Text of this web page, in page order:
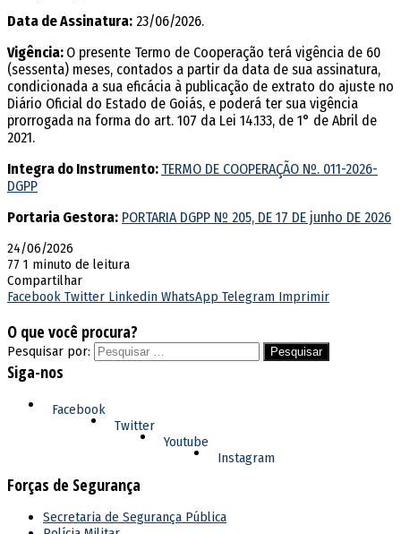
Data de Assinatura: 23/06/2026.
Vigência: O presente Termo de Cooperação terá vigência de 60
(sessenta) meses, contados a partir da data de sua assinatura,
condicionada a sua eficácia à publicação de extrato do ajuste no
Diário Oficial do Estado de Goiás, e poderá ter sua vigência
prorrogada na forma do art. 107 da Lei 14.133, de 1° de Abril de
2021.
Integra do Instrumento: TERMO DE COOPERAÇÃO Nº. 011-2026-
DGPP
Portaria Gestora: PORTARIA DGPP Nº 205, DE 17 DE junho DE 2026
24/06/2026
77 1 minuto de leitura
Compartilhar
Facebook Twitter Linkedin WhatsApp Telegram Imprimir
O que você procura?
Pesquisar por:
Siga-nos
Facebook
Twitter
Youtube
Instagram
Forças de Segurança
Secretaria de Segurança Pública